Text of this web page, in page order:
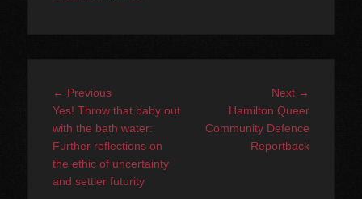
Post
navigation
← PreviousPrevious
post:
Yes! Throw that baby out
with the bath water:
Further reflections on
the ethic of uncertainty
and settler futurity
Next →
post:
Hamilton Queer
Community Defence
Reportback